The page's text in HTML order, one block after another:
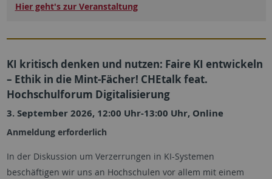
Hier geht's zur Veranstaltung
KI kritisch denken und nutzen: Faire KI entwickeln
– Ethik in die Mint-Fächer! CHEtalk feat.
Hochschulforum Digitalisierung
3. September 2026, 12:00 Uhr-13:00 Uhr, Online
Anmeldung erforderlich
In der Diskussion um Verzerrungen in KI-Systemen
beschäftigen wir uns an Hochschulen vor allem mit einem